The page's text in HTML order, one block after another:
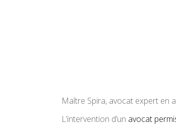
Maître Spira, avocat expert en
L’intervention d’un avocat